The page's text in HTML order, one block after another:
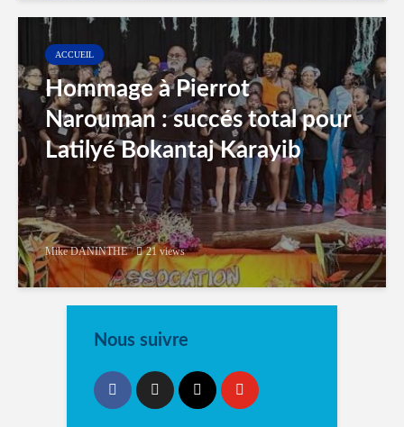
ACCUEIL
Hommage à Pierrot
Narouman : succés total pour
Latilyé Bokantaj Karayib
Mike DANINTHE 21 views
Nous suivre